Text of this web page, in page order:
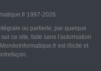
1997-2026
ou partielle, par quelque
ce site, faite sans l'autorisation
est illicite et